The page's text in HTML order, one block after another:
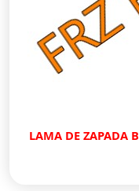
LAMA DE ZAPADA